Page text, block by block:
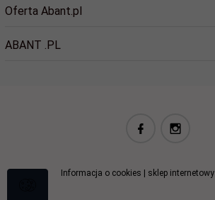
Oferta Abant.pl
ABANT .PL
Informacja o cookies sklep internetowy